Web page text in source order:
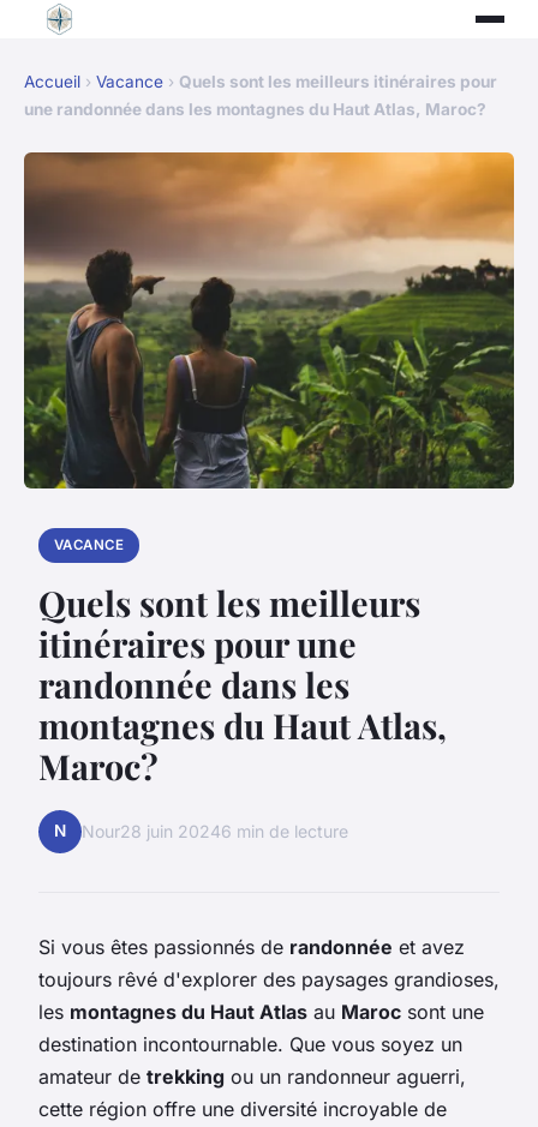
Accueil › Vacance › Quels sont les meilleurs itinéraires pour
une randonnée dans les montagnes du Haut Atlas, Maroc?
VACANCE
Quels sont les meilleurs
itinéraires pour une
randonnée dans les
montagnes du Haut Atlas,
Maroc?
N Nour28 juin 20246 min de lecture
Si vous êtes passionnés de randonnée et avez
toujours rêvé d'explorer des paysages grandioses,
les montagnes du Haut Atlas au Maroc sont une
destination incontournable. Que vous soyez un
amateur de trekking ou un randonneur aguerri,
cette région offre une diversité incroyable de